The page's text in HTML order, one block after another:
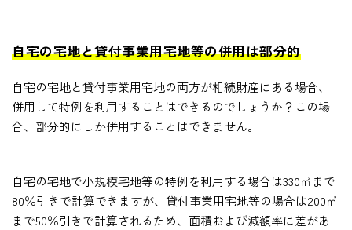
自宅の宅地と貸付事業用宅地等の併用は部分的
自宅の宅地と貸付事業用宅地の両方が相続財産にある場合、
併用して特例を利用することはできるのでしょうか？この場
合、部分的にしか併用することはできません。
自宅の宅地で小規模宅地等の特例を利用する場合は330㎡まで
80％引きで計算できますが、貸付事業用宅地等の場合は200㎡
まで50％引きで計算されるため、面積および減額率に差があ